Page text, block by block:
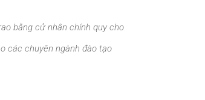
bằng cử nhân chính quy cho
các chuyên ngành đào tạo